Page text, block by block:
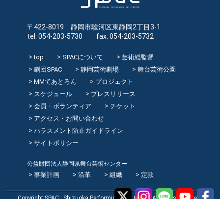
〒422-8019 静岡市駿河区東静岡2丁目3-1
tel: 054-203-5730 fax: 054-203-5732
top SPACについて
芸術総監督
劇団SPAC
静岡芸術劇場
舞台芸術公園
MMてあとろん
プロジェクト
スケジュール
プレスリリース
会員・ボランティア
チケット
アクセス・お問い合わせ
ハラスメント防止ガイドライン
サイトポリシー
公益財団法人静岡県舞台芸術センター
事業計画 沿革 組織 定款